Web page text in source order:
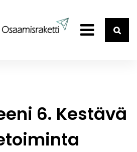
6. Kestävä